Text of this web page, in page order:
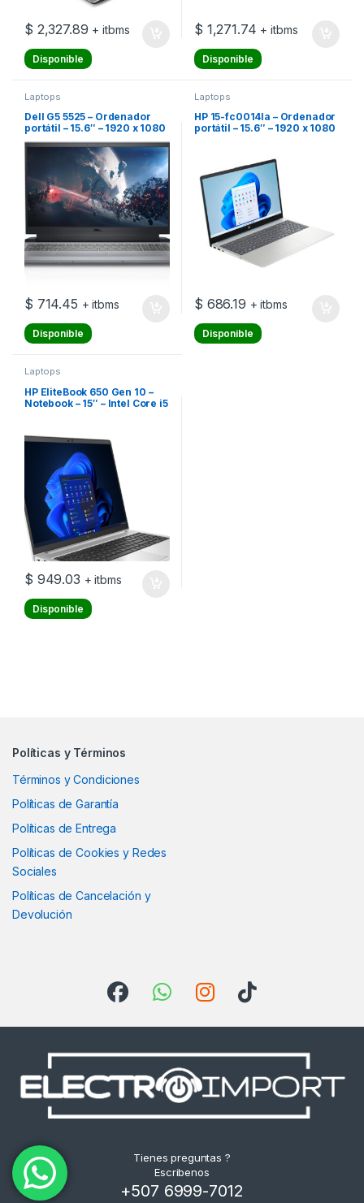
$ 2,327.89 + itbms
Disponible
$ 1,271.74 + itbms
Disponible
Laptops
Dell G5 5525 – Ordenador
portátil – 15.6″ – 1920 x 1080
– AMD Ryzen 5 / 3.3 GHz –
DDR5 SDRAM – 512 GB SSD –
NVIDIA GeForce RTX 3050 –
Windows 11 Home – Español
– 1 año de garantía
$ 714.45 + itbms
Disponible
Laptops
HP 15-fc0014la – Ordenador
portátil – 15.6″ – 1920 x 1080
AMD Radeon Graphics –
Windows 11 Home Single
Language – Sin unidad
óptica – 1 año de gar
$ 686.19 + itbms
Disponible
Laptops
HP EliteBook 650 Gen 10 –
Notebook – 15″ – Intel Core i5
warranty
$ 949.03 + itbms
Disponible
Políticas y Términos
Términos y Condiciones
Políticas de Garantía
Políticas de Entrega
Políticas de Cookies y Redes
Sociales
Políticas de Cancelación y
Devolución
Tienes preguntas ?
Escribenos
+507 6999-7012